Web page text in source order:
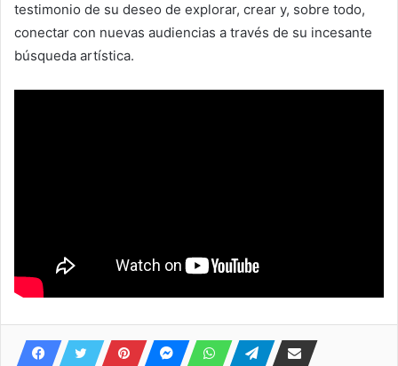
testimonio de su deseo de explorar, crear y, sobre todo,
conectar con nuevas audiencias a través de su incesante
búsqueda artística.